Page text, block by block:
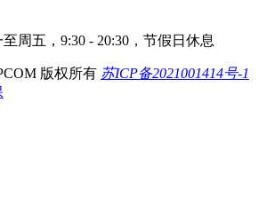
周五，9:30 - 20:30，节假日休息
版权所有 苏ICP备2021001414号-1